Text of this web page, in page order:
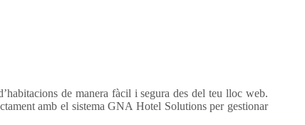
de manera fàcil i segura des del teu lloc web.
amb el sistema GNA Hotel Solutions per gestionar